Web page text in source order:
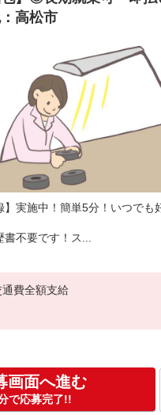
高松市
】実施中！簡単5分！いつでも
不要です！ス...
費全額支給
画面へ進む
で応募完了!!